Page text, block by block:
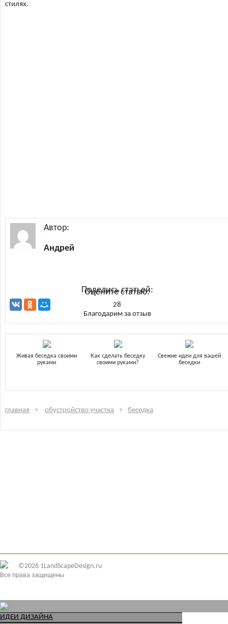
стилях.
Автор:
Андрей
Поделись статьей:
Оцените статью:
28
Благодарим за отзыв
Живая беседка своими
руками
Как сделать беседку
своими руками?
Свежие идеи для вашей
беседки
главная обустройство участка беседка
©2026 1LandScapeDesign.ru
Все права защищены
ИДЕИ ДИЗАЙНА